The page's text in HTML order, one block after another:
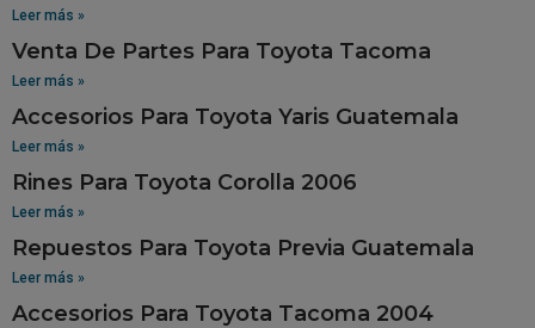
Leer más »
Venta De Partes Para Toyota Tacoma
Leer más »
Accesorios Para Toyota Yaris Guatemala
Leer más »
Rines Para Toyota Corolla 2006
Leer más »
Repuestos Para Toyota Previa Guatemala
Leer más »
Accesorios Para Toyota Tacoma 2004